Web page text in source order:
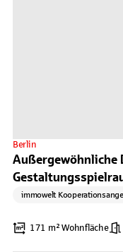
Berlin
Außergewöhnliche
immowelt
171 m² Wohnfläche